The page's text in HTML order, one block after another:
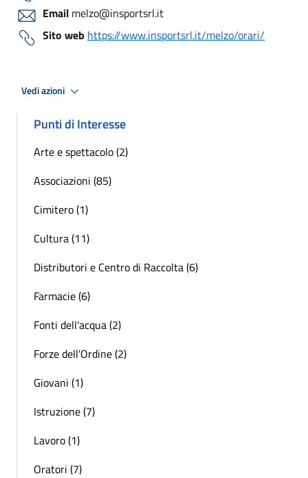
Email melzo@insportsrl.it
Sito web https://www.insportsrl.it/melzo/orari/
Vedi azioni
Punti di Interesse
Arte e spettacolo (2)
Associazioni (85)
Cimitero (1)
Cultura (11)
Distributori e Centro di Raccolta (6)
Farmacie (6)
Fonti dell'acqua (2)
Forze dell'Ordine (2)
Giovani (1)
Istruzione (7)
Lavoro (1)
Oratori (7)